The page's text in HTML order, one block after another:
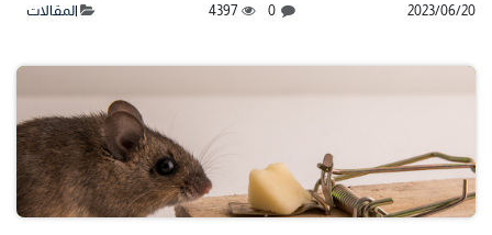
20‏/06‏/2023
0
4397 المقالات